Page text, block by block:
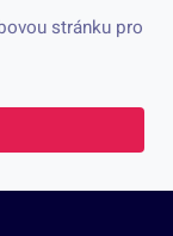
stránku pro